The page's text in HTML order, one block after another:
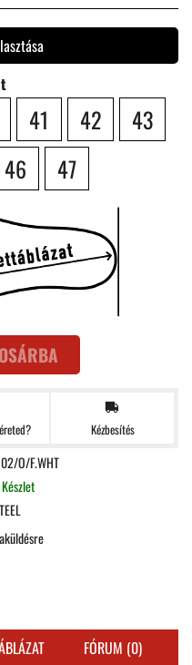
41 42
43
46 47
Kézbesítés
O/F.WHT
Készlet
FÓRUM (0)